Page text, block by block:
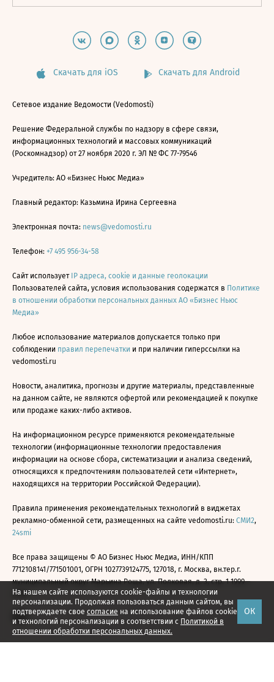
На нашем сайте используются cookie-файлы и технологии
персонализации. Продолжая пользоваться данным сайтом, вы
подтверждаете свое согласие на использование файлов cookie
и технологий персонализации в соответствии с Политикой в
отношении обработки персональных данных.
ОК
Скачать для iOS Скачать для Android
Сетевое издание Ведомости (Vedomosti)
Решение Федеральной службы по надзору в сфере связи,
информационных технологий и массовых коммуникаций
(Роскомнадзор) от 27 ноября 2020 г. ЭЛ № ФС 77-79546
Учредитель: АО «Бизнес Ньюс Медиа»
Главный редактор: Казьмина Ирина Сергеевна
Электронная почта: news@vedomosti.ru
Телефон: +7 495 956-34-58
Сайт использует IP адреса, cookie и данные геолокации
Пользователей сайта, условия использования содержатся в Политике
в отношении обработки персональных данных АО «Бизнес Ньюс
Медиа»
Любое использование материалов допускается только при
соблюдении правил перепечатки и при наличии гиперссылки на
vedomosti.ru
Новости, аналитика, прогнозы и другие материалы, представленные
на данном сайте, не являются офертой или рекомендацией к покупке
или продаже каких-либо активов.
На информационном ресурсе применяются рекомендательные
технологии (информационные технологии предоставления
информации на основе сбора, систематизации и анализа сведений,
относящихся к предпочтениям пользователей сети «Интернет»,
находящихся на территории Российской Федерации).
Правила применения рекомендательных технологий в виджетах
рекламно-обменной сети, размещенных на сайте vedomosti.ru: СМИ2,
24smi
Все права защищены © АО Бизнес Ньюс Медиа, ИНН/КПП
7712108141/771501001, ОГРН 1027739124775, 127018, г. Москва, вн.тер.г.
муниципальный округ Марьина Роща, ул. Полковая, д. 3, стр. 1 1999—
2026